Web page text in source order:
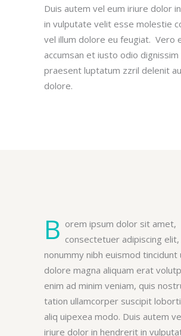
Duis autem vel eum iriure dolor
in vulputate velit esse molestie
vel illum dolore eu feugiat. Vero
accumsan et iusto odio
praesent luptatum zzril delenit
dolore.
B orem ipsum dolor sit amet,
consectetuer adipiscing
nonummy nibh euismod
dolore magna aliquam erat
enim ad minim veniam, quis
tation ullamcorper suscipit
aliq uipexea modo. Duis autem
iriure dolor in hendrerit in